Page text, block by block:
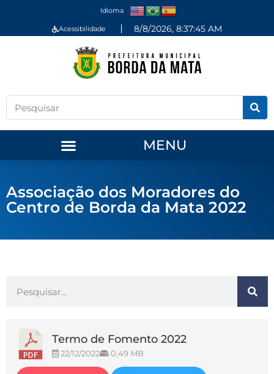
Idioma
Acessibilidade 8/8/2026, 8:37:45 AM
MENU
Associação dos Moradores do
Centro de Borda da Mata 2022
Termo de Fomento 2022
22/12/2022 0,49 MB